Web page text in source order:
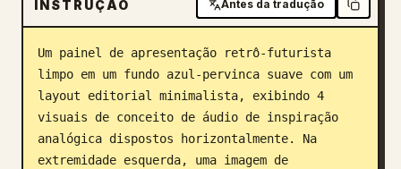
Blogue
Atualizações
INSTRUÇÃO Antes da tradução
Um painel de apresentação retrô-futurista
limpo em um fundo azul-pervinca suave com um
layout editorial minimalista, exibindo 4
visuais de conceito de áudio de inspiração
analógica dispostos horizontalmente. Na
extremidade esquerda, uma imagem de